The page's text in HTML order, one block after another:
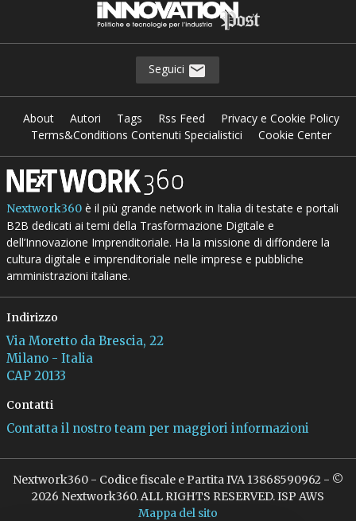
Seguici
About Autori Tags Rss Feed
Privacy e Cookie Policy
Terms&Conditions Contenuti Specialistici
Cookie Center
Nextwork360è il più grande network in Italia di testate e portali
B2B dedicati ai temi della Trasformazione Digitale e
dell’Innovazione Imprenditoriale. Ha la missione di diffondere la
cultura digitale e imprenditoriale nelle imprese e pubbliche
amministrazioni italiane.
Indirizzo
Via Moretto da Brescia, 22
Milano - Italia
CAP 20133
Contatti
Contatta il nostro team per maggiori informazioni
Nextwork360 - Codice fiscale e Partita IVA 13868590962 - ©
2026 Nextwork360. ALL RIGHTS RESERVED. ISP AWS
Mappa del sito